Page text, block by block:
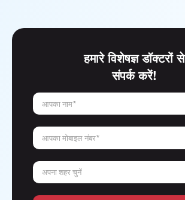
हमारे विशेषज्ञ डॉक्टरों से
संपर्क करें!
आपका नाम*
आपका मोबाइल नंबर*
अपना शहर चुनें